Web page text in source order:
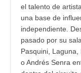
el talento de
una base de
independiente.
pasado por su
Pasquini,
o Andrés Senra